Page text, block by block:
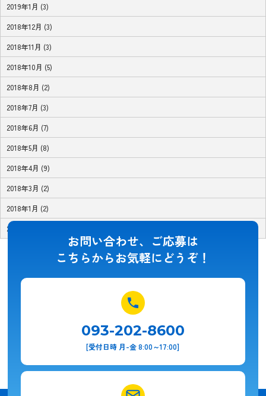
2019年1月 (3)
2018年12月 (3)
2018年11月 (3)
2018年10月 (5)
2018年8月 (2)
2018年7月 (3)
2018年6月 (7)
2018年5月 (8)
2018年4月 (9)
2018年3月 (2)
2018年1月 (2)
2017年11月 (1)
お問い合わせ、ご応募は
こちらからお気軽にどうぞ！
093-202-8600
[受付日時 月-金 8:00～17:00]